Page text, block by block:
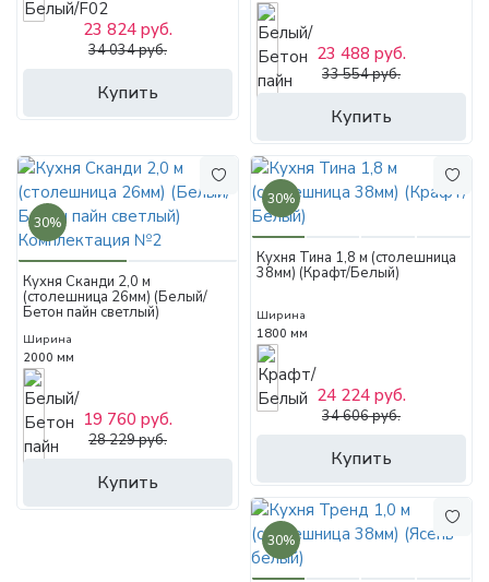
Купить
23 824 руб.
34 034 руб.
Купить
23 488 руб.
33 554 руб.
30%
Кухня Сканди 2,0 м
(столешница 26мм) (Белый/
Бетон пайн светлый)
Ширина
2000 мм
Купить
19 760 руб.
28 229 руб.
30%
Кухня Тина 1,8 м (столешница
38мм) (Крафт/Белый)
Ширина
1800 мм
Купить
24 224 руб.
34 606 руб.
30%